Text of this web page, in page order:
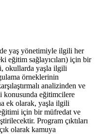
yaş yönetimiyle ilgili her
eğitim sağlayıcıları) için bir
okullarda yaşla ilgili
örneklerinin
analizinden ve
konusunda eğitimcilere
ek olarak, yaşla ilgili
için bir müfredat ve
Program çıktıları
olarak kamuya